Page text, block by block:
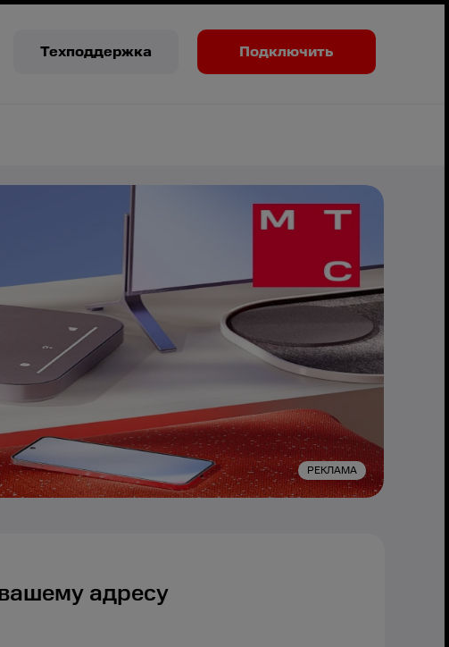
Техподдержка Подключить
РЕКЛАМА
адресу